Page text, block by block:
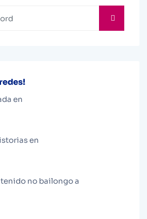
en
en
no bailongo a